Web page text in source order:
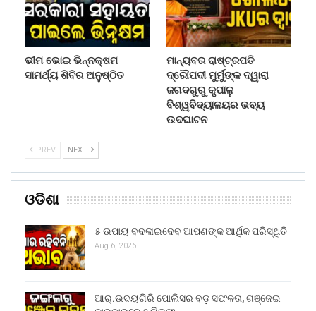
ଭୀମ ଭୋଇ ଭିନ୍ନକ୍ଷମ
ସାମର୍ଥ୍ୟ ଶିବିର ଅନୁଷ୍ଠିତ
ମାନ୍ୟବର ରାଷ୍ଟ୍ରପତି
ଦ୍ରୌପଦୀ ମୁର୍ମୁଙ୍କ ଦ୍ୱାରା
ଜଗଦଗୁରୁ କୃପାଳୁ
ବିଶ୍ୱବିଦ୍ୟାଳୟର ଭବ୍ୟ
ଉଦଘାଟନ
PREV NEXT
ଓଡିଶା
୫ ଉପାୟ ବଦଳାଇଦେବ ଆପଣଙ୍କ ଆର୍ଥିକ ପରିସ୍ଥିତି
Aug 6, 2026
ଆର୍.ଉଦୟଗିରି ପୋଲିସର ବଡ଼ ସଫଳତା, ଗଞ୍ଜେଇ